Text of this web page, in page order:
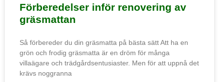
Förberedelser inför renovering av
gräsmattan
Så förbereder du din gräsmatta på bästa sätt Att ha en
grön och frodig gräsmatta är en dröm för många
villaägare och trädgårdsentusiaster. Men för att uppnå det
krävs noggranna